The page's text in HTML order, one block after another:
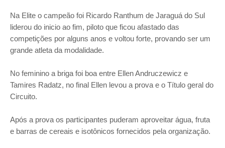
Na Elite o campeão foi Ricardo Ranthum de Jaraguá do Sul
liderou do inicio ao fim, piloto que ficou afastado das
competições por alguns anos e voltou forte, provando ser um
grande atleta da modalidade.
No feminino a briga foi boa entre Ellen Andruczewicz e
Tamires Radatz, no final Ellen levou a prova e o Título geral do
Circuito.
Após a prova os participantes puderam aproveitar água, fruta
e barras de cereais e isotônicos fornecidos pela organização.